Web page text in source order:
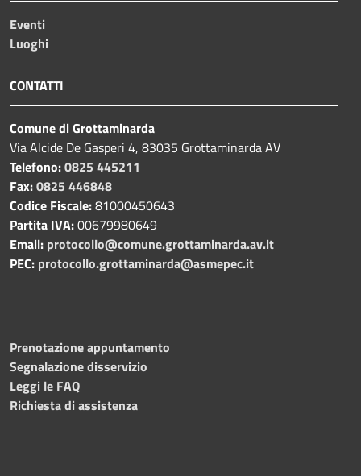
Eventi
Luoghi
CONTATTI
Comune di Grottaminarda
Via Alcide De Gasperi 4, 83035 Grottaminarda AV
Telefono:0825 445211
Fax:0825 446848
Codice Fiscale:81000450643
Partita IVA:00679980649
Email: protocollo@comune.grottaminarda.av.it
PEC: protocollo.grottaminarda@asmepec.it
Prenotazione appuntamento
Segnalazione disservizio
Leggi le FAQ
Richiesta di assistenza